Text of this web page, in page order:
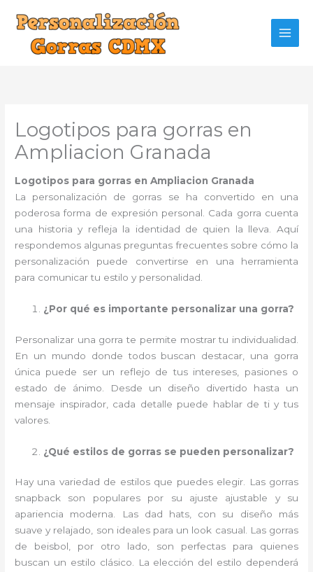
contenido
Logotipos para gorras en
Ampliacion Granada
Logotipos para gorras en Ampliacion Granada
La personalización de gorras se ha convertido en una
poderosa forma de expresión personal. Cada gorra cuenta
una historia y refleja la identidad de quien la lleva. Aquí
respondemos algunas preguntas frecuentes sobre cómo la
personalización puede convertirse en una herramienta
para comunicar tu estilo y personalidad.
¿Por qué es importante personalizar una gorra?
Personalizar una gorra te permite mostrar tu individualidad.
En un mundo donde todos buscan destacar, una gorra
única puede ser un reflejo de tus intereses, pasiones o
estado de ánimo. Desde un diseño divertido hasta un
mensaje inspirador, cada detalle puede hablar de ti y tus
valores.
¿Qué estilos de gorras se pueden personalizar?
Hay una variedad de estilos que puedes elegir. Las gorras
snapback son populares por su ajuste ajustable y su
apariencia moderna. Las dad hats, con su diseño más
suave y relajado, son ideales para un look casual. Las gorras
de beisbol, por otro lado, son perfectas para quienes
buscan un estilo clásico. La elección del estilo dependerá